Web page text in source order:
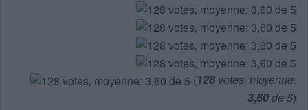
(128 votes, moyenne:
3,60de 5)